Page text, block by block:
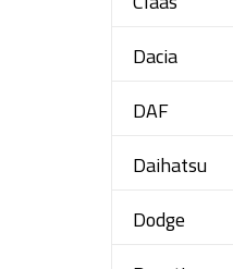
Dacia
DAF
Daihatsu
Dodge